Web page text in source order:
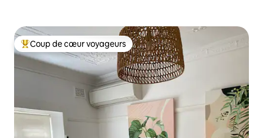
Coups de cœur voyageurs les plus appréciés
Coup de cœur voyageurs